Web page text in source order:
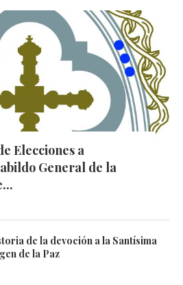
Elecciones a
General de la
de la devoción a la Santísima
de la Paz